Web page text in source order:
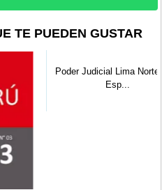
TE PUEDEN GUSTAR